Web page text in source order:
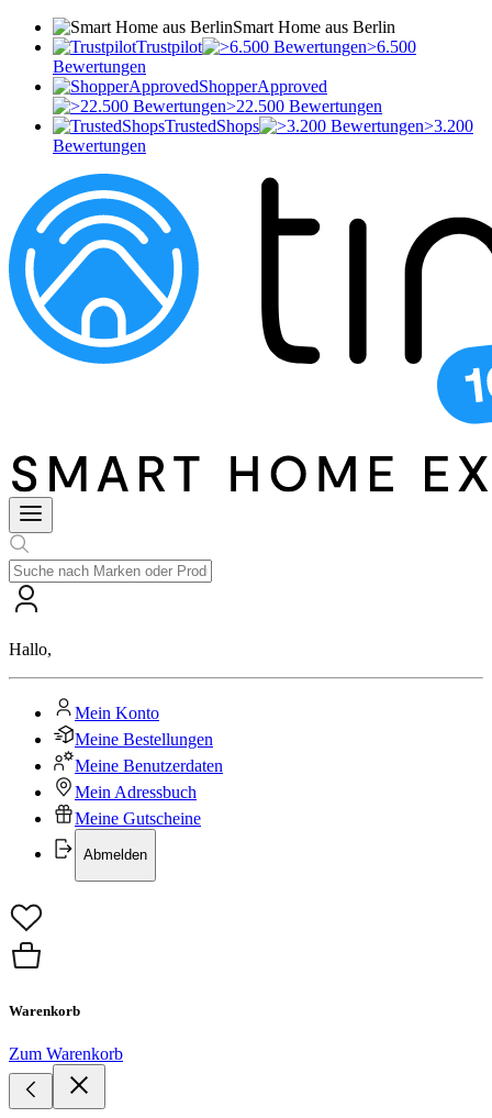
Smart Home aus Berlin
Trustpilot
>6.500
Bewertungen
ShopperApproved
>22.500 Bewertungen
TrustedShops
>3.200
Bewertungen
Hallo,
Mein Konto
Meine Bestellungen
Meine Benutzerdaten
Mein Adressbuch
Meine Gutscheine
Abmelden
Warenkorb
Zum Warenkorb